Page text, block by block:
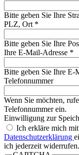
Bitte geben Sie Ihre
PLZ, Ort *
Bitte geben Sie Ihre
Ihre E-Mail-Adresse *
Bitte geben Sie Ihre E-
Telefonnummer
Wenn Sie möchten,
Telefonnummer ein.
Einwilligung zur
Ich erkläre mich
Datenschutzerklärung
ich jederzeit widerrufen.